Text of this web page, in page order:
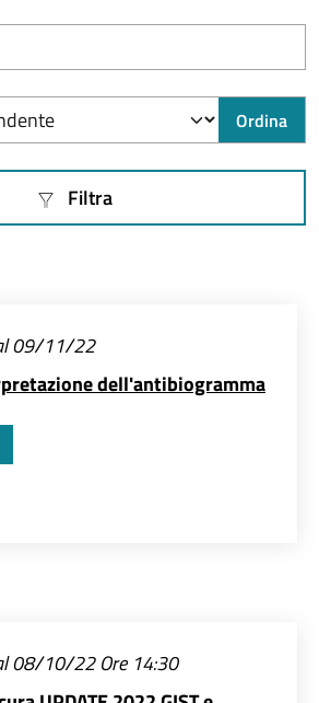
Ordina
Filtra
09/11/22
dell'antibiogramma
08/10/22 Ore 14:30